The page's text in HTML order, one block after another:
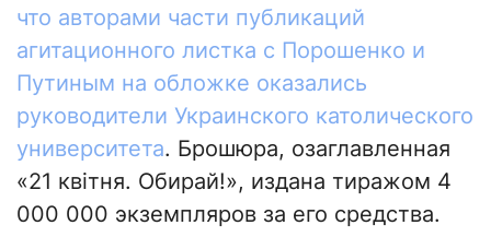
что авторами части публикаций
агитационного листка с Порошенко и
Путиным на обложке оказались
руководители Украинского католического
университета. Брошюра, озаглавленная
«21 квітня. Обирай!», издана тиражом 4
000 000 экземпляров за его средства.